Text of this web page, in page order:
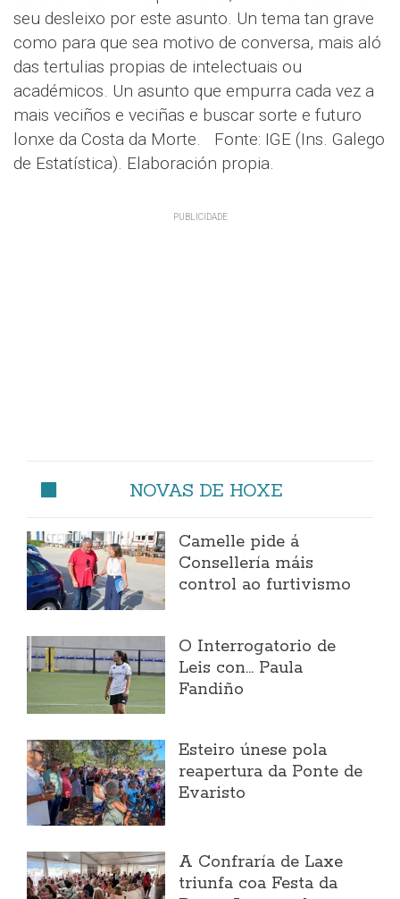
seu desleixo por este asunto. Un tema tan grave
como para que sea motivo de conversa, mais aló
das tertulias propias de intelectuais ou
académicos. Un asunto que empurra cada vez a
mais veciños e veciñas e buscar sorte e futuro
lonxe da Costa da Morte. Fonte: IGE (Ins. Galego
de Estatística). Elaboración propia.
NOVAS DE HOXE
Camelle pide á
Consellería máis
control ao furtivismo
O Interrogatorio de
Leis con... Paula
Fandiño
Esteiro únese pola
reapertura da Ponte de
Evaristo
A Confraría de Laxe
triunfa coa Festa da